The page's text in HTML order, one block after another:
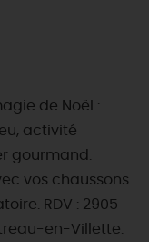
de Noël :
activité
gourmand.
vos chaussons
RDV : 2905
en-Villette.